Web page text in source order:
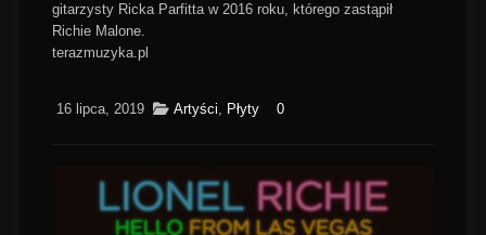
gitarzysty Ricka Parfitta w 2016 roku, którego zastąpił
Richie Malone.
terazmuzyka.pl
16 lipca, 2019 Artyści, Płyty 0